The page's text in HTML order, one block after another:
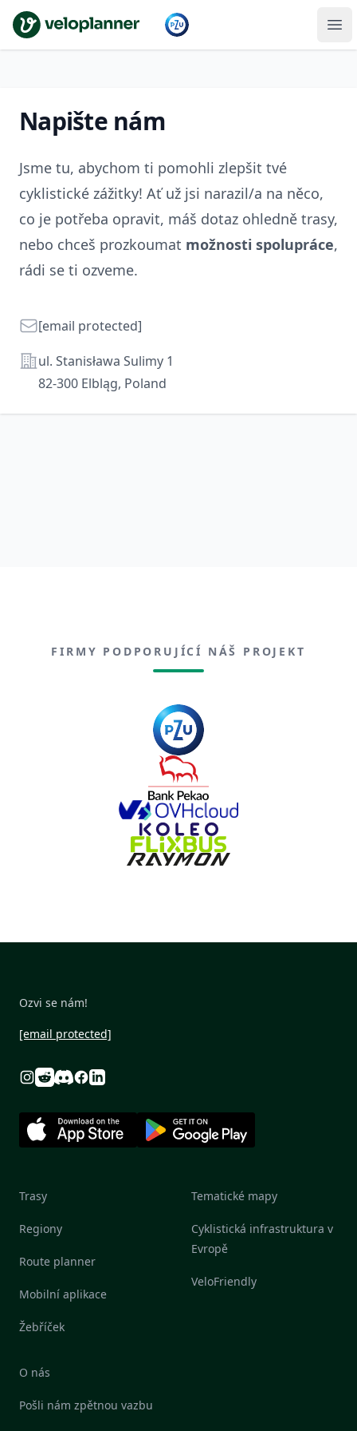
VeloPlanner
Napište nám
Jsme tu, abychom ti pomohli zlepšit tvé
cyklistické zážitky! Ať už jsi narazil/a na něco,
co je potřeba opravit, máš dotaz ohledně trasy,
nebo chceš prozkoumat možnosti spolupráce,
rádi se ti ozveme.
E-mail[email protected]
Adresaul. Stanisława Sulimy 1
82-300 Elbląg, Poland
FIRMY PODPORUJÍCÍ NÁŠ PROJEKT
Ozvi se nám!
[email protected]
Instagram
RedditDiscord
Facebook
Linkedin
Trasy
Regiony
Route planner
Mobilní aplikace
Žebříček
Tematické mapy
Cyklistická infrastruktura v
Evropě
VeloFriendly
O nás
Pošli nám zpětnou vazbu